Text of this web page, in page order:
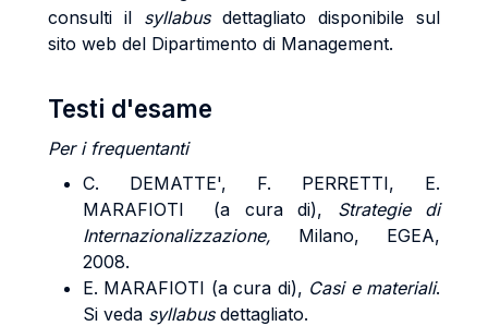
consulti il syllabusdettagliato disponibile sul
sito web del Dipartimento di Management.
Testi d'esame
Per i frequentanti
C. DEMATTE', F. PERRETTI, E.
MARAFIOTI (a cura di), Strategie di
Internazionalizzazione, Milano, EGEA,
2008.
E. MARAFIOTI (a cura di), Casi e materiali.
Si veda syllabusdettagliato.